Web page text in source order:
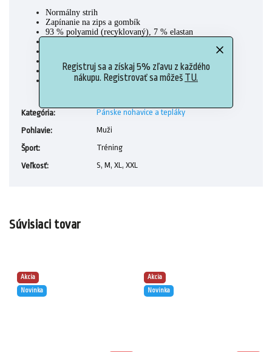
Registruj sa a získaj 5% zľavu z každého
nákupu. Registrovať sa môžeš TU.
Normálny strih
Zapínanie na zips a gombík
93 % polyamid (recyklovaný), 7 % elastan
Zadné vrecko na zips
Pútka na opasok v páse
Odnímateľné spodné časti nohavíc
Kategória:
Pánske nohavice a tepláky
Pohlavie:
Muži
Šport:
Tréning
Veľkosť: S, M, XL, XXL
Súvisiaci tovar
Akcia
Novinka
Akcia
Novinka